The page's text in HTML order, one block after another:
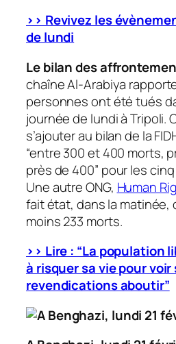
>> Revivez les
de lundi
Le bilan des
chaîne Al-Arabiya
personnes ont été tués
journée de lundi à Tripoli.
s’ajouter au bilan de la
“entre 300 et 400 morts,
près de 400” pour les
Une autre ONG, Human
fait état, dans la matinée,
moins 233 morts.
>> Lire : “La population
à risquer sa vie pour voir
revendications aboutir”